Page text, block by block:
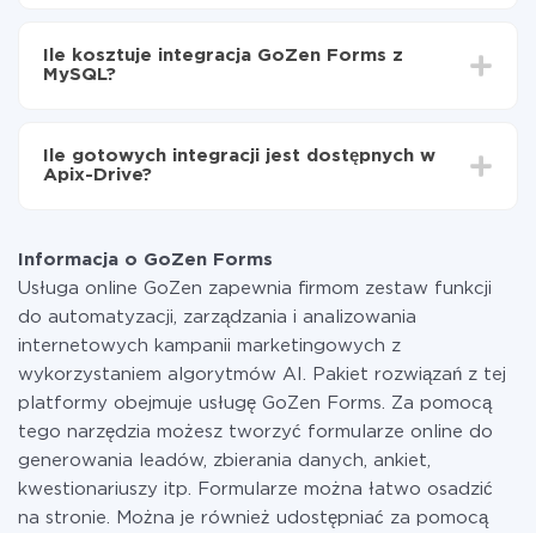
GoZen Forms do MySQL
od 5 do 30 minut. Konfiguracja zajmuje średnio 10-15
minut.
Ile kosztuje integracja GoZen Forms z
MySQL?
Płacisz tylko za ilość danych, która faktycznie jest
przekazywana z jednego z Twoich systemów do
w razie potrzeby przełączyć się na płatną. Więcej
informacji o taryfach.
Ile gotowych integracji jest dostępnych w
Apix-Drive?
Informacja o GoZen Forms
Usługa online GoZen zapewnia firmom zestaw funkcji
do automatyzacji, zarządzania i analizowania
internetowych kampanii marketingowych z
wykorzystaniem algorytmów AI. Pakiet rozwiązań z tej
platformy obejmuje usługę GoZen Forms. Za pomocą
tego narzędzia możesz tworzyć formularze online do
generowania leadów, zbierania danych, ankiet,
kwestionariuszy itp. Formularze można łatwo osadzić
na stronie. Można je również udostępniać za pomocą